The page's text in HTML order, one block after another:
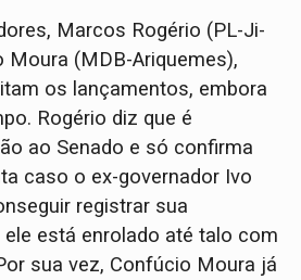
Marcos Rogério (PL-Ji-
Moura (MDB-Ariquemes),
os lançamentos, embora
Rogério diz que é
ao Senado e só confirma
caso o ex-governador Ivo
registrar sua
ele está enrolado até talo com
sua vez, Confúcio Moura já